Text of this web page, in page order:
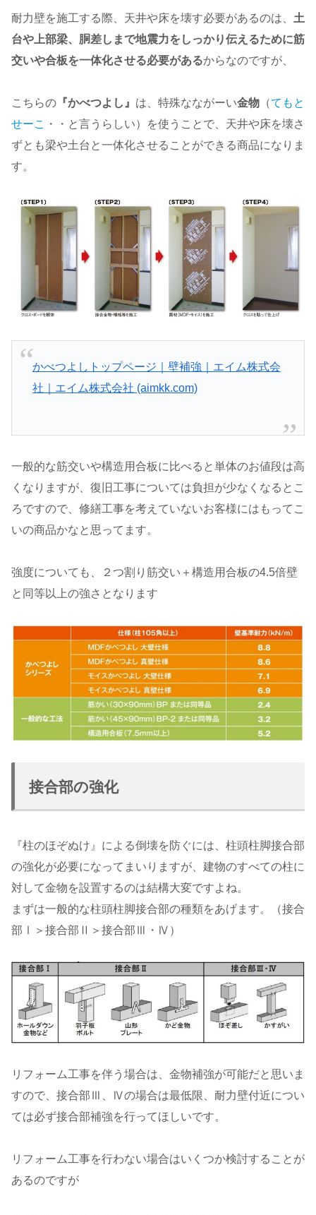
耐力壁を施工する際、天井や床を壊す必要があるのは、 土
台や上部梁、胴差しまで地震力をしっかり伝えるために筋
交いや合板を一体化させる必要があるからなのですが、
こちらの 『かべつよし』 は、特殊なながーい金物 （てもと
せーこ
・・と言うらしい）を使うことで、天井や床を壊さ
ずとも梁や土台と一体化させることができる商品になりま
す。
かべつよしトップページ｜壁補強｜エイム株式会
社｜エイム株式会社 (aimkk.com)
一般的な筋交いや構造用合板に比べると単体のお値段は高
くなりますが、復旧工事については負担が少なくなるとこ
ろですので、修繕工事を考えていないお客様にはもってこ
いの商品かなと思ってます。
強度についても、２つ割り筋交い＋構造用合板の4.5倍壁
と同等以上の強さとなります
接合部の強化
『柱のほぞぬけ』による倒壊を防ぐには、柱頭柱脚接合部
の強化が必要になってまいりますが、建物のすべての柱に
対して金物を設置するのは結構大変ですよね。
まずは一般的な柱頭柱脚接合部の種類をあげます。（接合
部Ⅰ＞接合部Ⅱ＞接合部Ⅲ・Ⅳ）
リフォーム工事を伴う場合は、金物補強が可能だと思いま
すので、接合部Ⅲ、Ⅳの場合は最低限、耐力壁付近につい
ては必ず接合部補強を行ってほしいです。
リフォーム工事を行わない場合はいくつか検討することが
あるのですが